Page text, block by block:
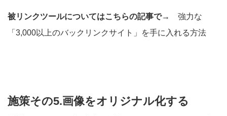
被リンクツールについてはこちらの記事で→
強力な
「3,000以上のバックリンクサイト」を手に入れる方法
施策その5.画像をオリジナル化する